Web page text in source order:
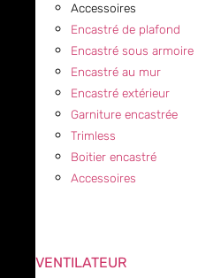
Accessoires
Encastré de plafond
Encastré sous armoire
Encastré au mur
Encastré extérieur
Garniture encastrée
Trimless
Boitier encastré
Accessoires
VENTILATEUR